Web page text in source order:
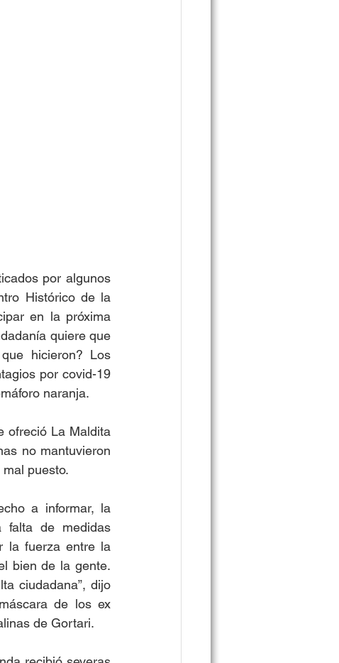
por algunos
Histórico de la
en la próxima
quiere que
hicieron? Los
por covid-19
naranja.
ofreció La Maldita
no mantuvieron
puesto.
a informar, la
falta de medidas
la fuerza entre la
bien de la gente.
ciudadana”, dijo
de los ex
de Gortari.